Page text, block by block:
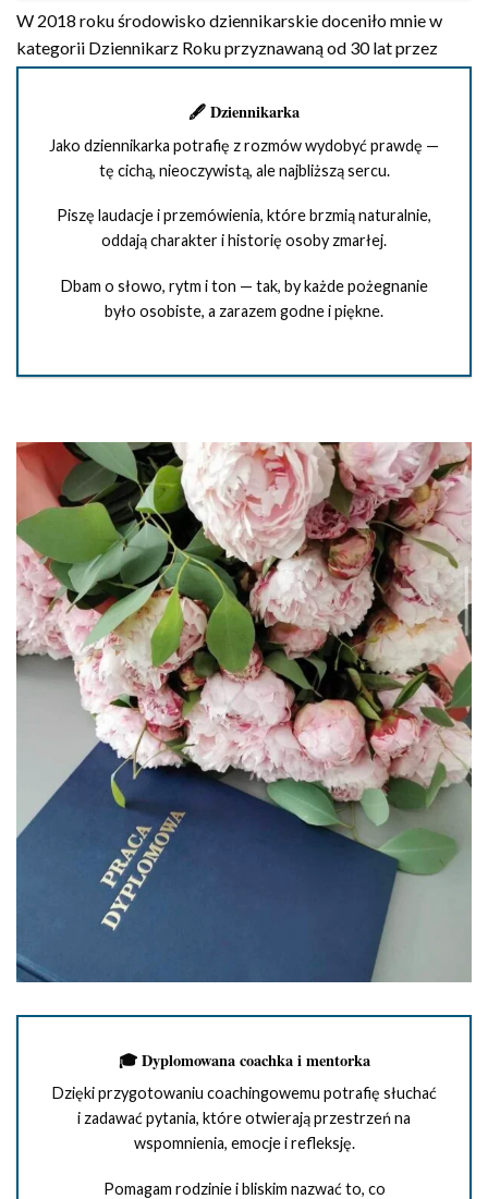
W 2018 roku środowisko dziennikarskie doceniło mnie w
kategorii Dziennikarz Roku przyznawaną od 30 lat przez
SDRP „Pomorze Zachodnie”.
🖋 Dziennikarka
Jako dziennikarka potrafię z rozmów wydobyć prawdę —
tę cichą, nieoczywistą, ale najbliższą sercu.
Piszę laudacje i przemówienia, które brzmią naturalnie,
oddają charakter i historię osoby zmarłej.
Dbam o słowo, rytm i ton — tak, by każde pożegnanie
było osobiste, a zarazem godne i piękne.
🎓 Dyplomowana coachka i mentorka
Dzięki przygotowaniu coachingowemu potrafię słuchać
i zadawać pytania, które otwierają przestrzeń na
wspomnienia, emocje i refleksję.
Pomagam rodzinie i bliskim nazwać to, co